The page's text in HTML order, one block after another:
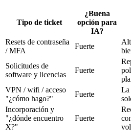
Tipo de ticket
¿Buena
opción para
IA?
Resets de contraseña
/ MFA
Fuerte
Solicitudes de
software y licencias
Fuerte
VPN / wifi / acceso
"¿cómo hago?"
Fuerte
La
Incorporación y
"¿dónde encuentro
X?"
Fuerte